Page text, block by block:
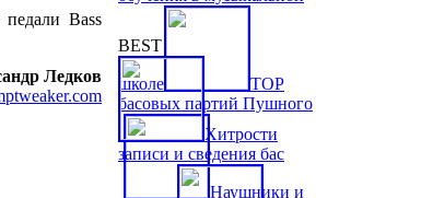
Bass
Ледков
школе
TOP
басовых партий Пушного
Наушники и
BEST
Хитрости
записи и сведения бас